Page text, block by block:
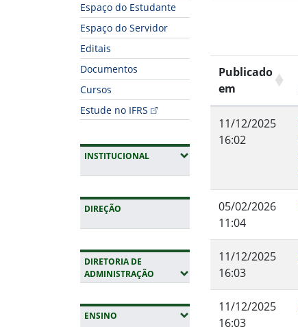
Espaço do Estudante
Espaço do Servidor
Editais
Documentos
Cursos
Estude no IFRS
INSTITUCIONAL(EXPANDIR SUBMENUS)
DIREÇÃO
DIRETORIA DE
ADMINISTRAÇÃO (EXPANDIR SUBMENUS)
ENSINO (EXPANDIR SUBMENUS)
Publicado
em
11/12/2025
16:02
05/02/2026
11:04
11/12/2025
16:03
11/12/2025
16:03